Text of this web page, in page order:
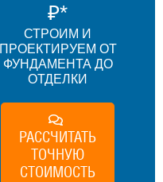
₽*
СТРОИМ И
ПРОЕКТИРУЕМ ОТ
ФУНДАМЕНТА ДО
ОТДЕЛКИ
РАССЧИТАТЬ
ТОЧНУЮ
СТОИМОСТЬ